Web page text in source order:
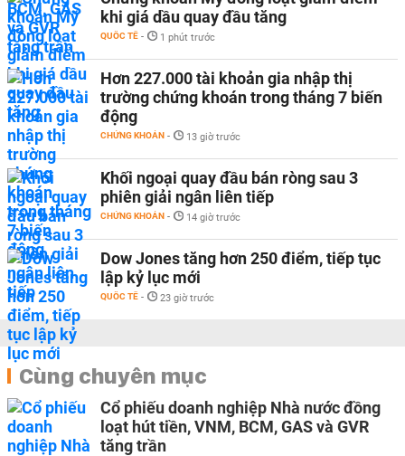
khi giá dầu quay đầu tăng
QUỐC TẾ - 1 phút trước
Hơn 227.000 tài khoản gia nhập thị
trường chứng khoán trong tháng 7 biến
động
CHỨNG KHOÁN - 13 giờ trước
Khối ngoại quay đầu bán ròng sau 3
phiên giải ngân liên tiếp
CHỨNG KHOÁN - 14 giờ trước
Dow Jones tăng hơn 250 điểm, tiếp tục
lập kỷ lục mới
QUỐC TẾ - 23 giờ trước
Cùng chuyên mục
Cổ phiếu doanh nghiệp Nhà nước đồng
loạt hút tiền, VNM, BCM, GAS và GVR
tăng trần